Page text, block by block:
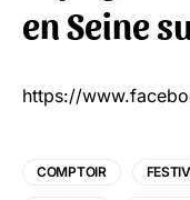
en Seine
https://
COMPTOIR